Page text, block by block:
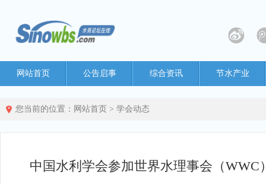
网站首页 公告启事 综合资讯 节水产业
您当前的位置： 网站首页 > 学会动态
中国水利学会参加世界水理事会（WWC